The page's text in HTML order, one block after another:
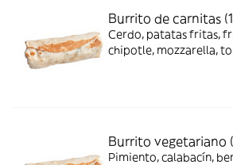
Burrito de carnitas
Cerdo, patatas fritas,
chipotle, mozzarella,
Burrito vegetariano
Pimiento, calabacín,